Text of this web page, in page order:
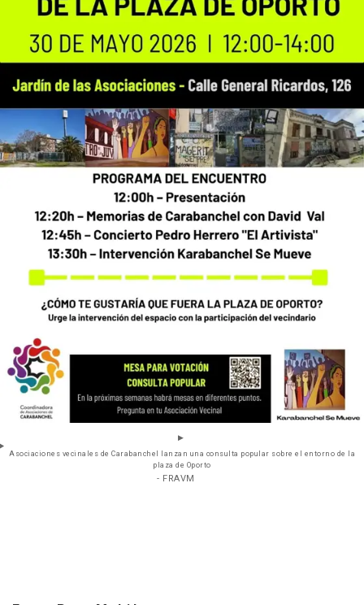
Asociaciones vecinales de Carabanchel lanzan una consulta popular sobre el entorno de la
plaza de Oporto
- FRAVM